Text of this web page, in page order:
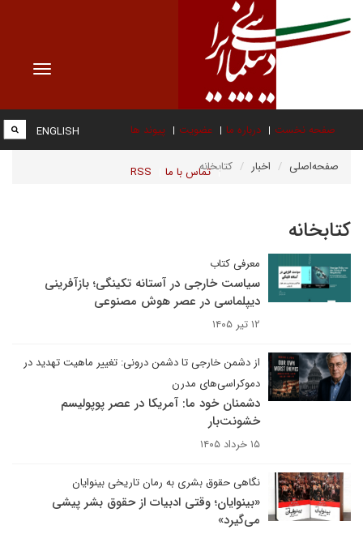
Toggle
صفحه نخست درباره ما عضویت پیوند ها
تماس با ما RSS
ENGLISH
صفحه‌اصلی اخبار کتابخانه
کتابخانه
معرفی کتاب
سیاست خارجی در آستانه تکینگی؛ بازآفرینی
دیپلماسی در عصر هوش مصنوعی
۱۲ تیر ۱۴۰۵
از دشمن خارجی تا دشمن درونی: تغییر ماهیت تهدید در
دموکراسی‌های مدرن
دشمنان خود ما: آمریکا در عصر پوپولیسم
خشونت‌بار
۱۵ خرداد ۱۴۰۵
نگاهی حقوق بشری به رمان تاریخی بینوایان
«بینوایان؛ وقتی ادبیات از حقوق بشر پیشی
می‌گیرد»